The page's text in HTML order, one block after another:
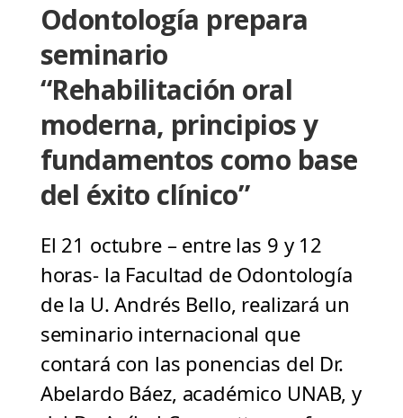
Odontología prepara
seminario
“Rehabilitación oral
moderna, principios y
fundamentos como base
del éxito clínico”
El 21 octubre – entre las 9 y 12
horas- la Facultad de Odontología
de la U. Andrés Bello, realizará un
seminario internacional que
contará con las ponencias del Dr.
Abelardo Báez, académico UNAB, y